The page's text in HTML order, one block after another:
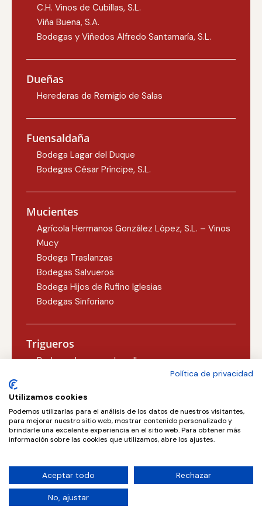
C.H. Vinos de Cubillas, S.L.
Viña Buena, S.A.
Bodegas y Viñedos Alfredo Santamaría, S.L.
Dueñas
Herederas de Remigio de Salas
Fuensaldaña
Bodega Lagar del Duque
Bodegas César Príncipe, S.L.
Mucientes
Agrícola Hermanos González López, S.L. – Vinos
Mucy
Bodega Traslanzas
Bodegas Salvueros
Bodega Hijos de Rufino Iglesias
Bodegas Sinforiano
Trigueros
Bodegas Lezcano-Lacalle
Valoria la Buena
Concejo Bodegas, S.L.
Copyright © 2026. All rights reserved.
Política de privacidad
Utilizamos cookies
Podemos utilizarlas para el análisis de los datos de nuestros visitantes,
para mejorar nuestro sitio web, mostrar contenido personalizado y
brindarle una excelente experiencia en el sitio web. Para obtener más
información sobre las cookies que utilizamos, abre los ajustes.
Aceptar todo Rechazar
No, ajustar